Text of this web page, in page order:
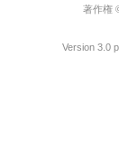
著作権
Version 3.0